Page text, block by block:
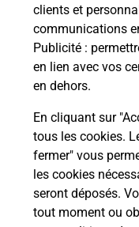
clients et
communications
Publicité :
en lien avec vos
en dehors.
En cliquant sur
tous les cookies.
fermer" vous
les cookies
seront déposés.
tout moment ou
ST BENOIT LA FORET